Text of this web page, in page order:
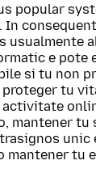
popular
In
usualmente
e pote
si tu non
proteger tu
mantener tu
unic
mantener tu